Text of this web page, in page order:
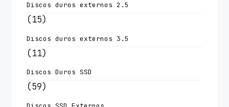
Discos duros externos 2.5
(15)
Discos duros externos 3.5
(11)
Discos Duros SSD
(59)